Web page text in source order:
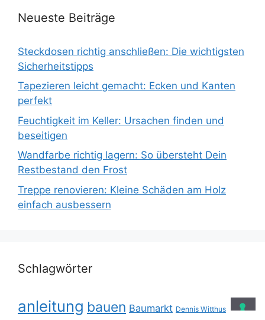
Neueste Beiträge
Steckdosen richtig anschließen: Die wichtigsten
Sicherheitstipps
Tapezieren leicht gemacht: Ecken und Kanten
perfekt
Feuchtigkeit im Keller: Ursachen finden und
beseitigen
Wandfarbe richtig lagern: So übersteht Dein
Restbestand den Frost
Treppe renovieren: Kleine Schäden am Holz
einfach ausbessern
Schlagwörter
anleitung bauen Baumarkt Dennis Witthus